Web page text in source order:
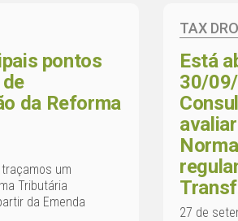
pontos
da Reforma
um
Tributária
da Emenda
TAX
Está
30/
27 de